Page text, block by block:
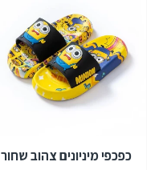
כפכפי מיניונים צהוב שחור